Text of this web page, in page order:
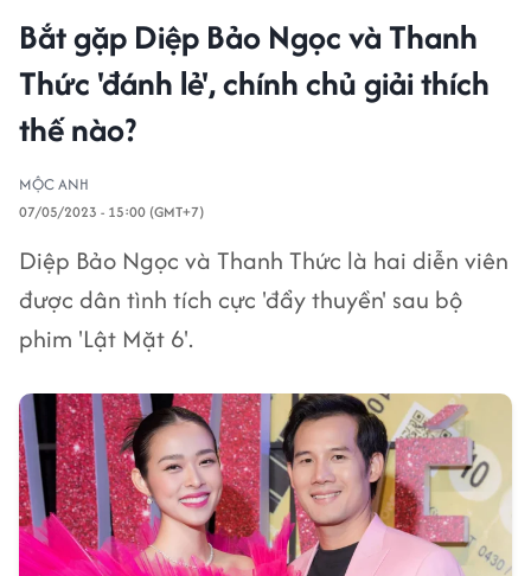
Bắt gặp Diệp Bảo Ngọc và Thanh
Thức 'đánh lẻ', chính chủ giải thích
thế nào?
MỘC ANH
07/05/2023 - 15:00 (GMT+7)
Diệp Bảo Ngọc và Thanh Thức là hai diễn viên
được dân tình tích cực 'đẩy thuyền' sau bộ
phim 'Lật Mặt 6'.